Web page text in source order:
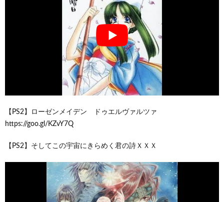
【PS2】ローゼンメイデン ドゥエルヴァルツァ
https://goo.gl/KZvY7Q
【PS2】そしてこの宇宙にきらめく君の詩ＸＸＸ